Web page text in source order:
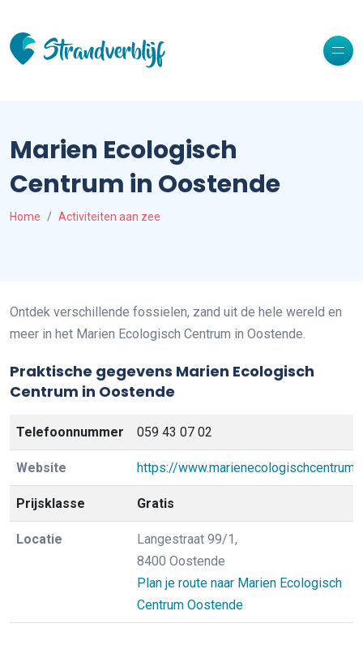
Marien Ecologisch
Centrum in Oostende
Home Activiteiten aan zee
Ontdek verschillende fossielen, zand uit de hele wereld en
meer in het Marien Ecologisch Centrum in Oostende.
Praktische gegevens Marien Ecologisch
Centrum in Oostende
Telefoonnummer 059 43 07 02
Website https://
Prijsklasse Gratis
Locatie
Langestraat 99/1,
8400 Oostende
Plan je route naar Marien Ecologisch
Centrum Oostende